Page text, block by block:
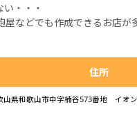
・・・
などでも作成できるお店が
住所
山県和歌山市中字楠谷573番地 イオ